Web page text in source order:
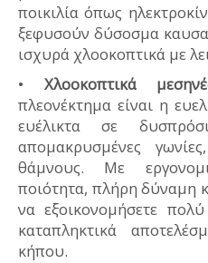
ποικιλία όπως
ξεφυσούν δύσοσμα
ισχυρά χλοοκοπτικά με
• Χλοοκοπτικά
πλεονέκτημα είναι η
ευέλικτα σε
απομακρυσμένες
θάμνους. Με
ποιότητα, πλήρη δύναμη
να εξοικονομήσετε
καταπληκτικά
κήπου.